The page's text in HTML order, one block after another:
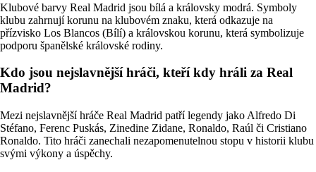
Klubové barvy Real Madrid jsou bílá a královsky modrá. Symboly
klubu zahrnují korunu na klubovém znaku, která odkazuje na
přízvisko Los Blancos (Bílí) a královskou korunu, která symbolizuje
podporu španělské královské rodiny.
Kdo jsou nejslavnější hráči, kteří kdy hráli za Real
Madrid?
Mezi nejslavnější hráče Real Madrid patří legendy jako Alfredo Di
Stéfano, Ferenc Puskás, Zinedine Zidane, Ronaldo, Raúl či Cristiano
Ronaldo. Tito hráči zanechali nezapomenutelnou stopu v historii klubu
svými výkony a úspěchy.